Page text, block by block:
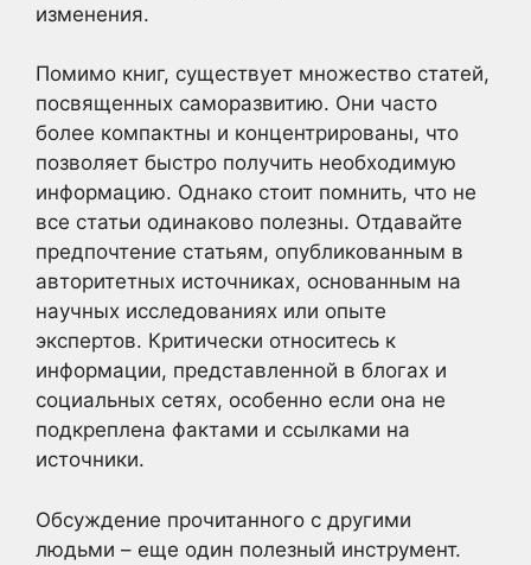
изменения.
Помимо книг, существует множество статей,
посвященных саморазвитию. Они часто
более компактны и концентрированы, что
позволяет быстро получить необходимую
информацию. Однако стоит помнить, что не
все статьи одинаково полезны. Отдавайте
предпочтение статьям, опубликованным в
авторитетных источниках, основанным на
научных исследованиях или опыте
экспертов. Критически относитесь к
информации, представленной в блогах и
социальных сетях, особенно если она не
подкреплена фактами и ссылками на
источники.
Обсуждение прочитанного с другими
людьми – еще один полезный инструмент.